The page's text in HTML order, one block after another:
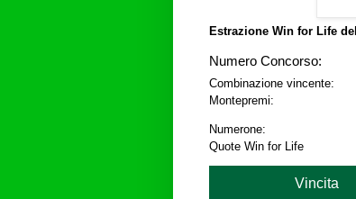
Estrazione Win for Life del
Numero Concorso:
Combinazione vincente:
Montepremi:
Numerone:
Quote Win for Life
Vincita